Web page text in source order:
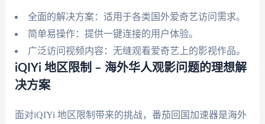
全面的解决方案：适用于各类国外爱奇艺访问需求。
简单易操作：提供一键连接的用户体验。
广泛访问视频内容：无缝观看爱奇艺上的影视作品。
iQIYi 地区限制 – 海外华人观影问题的理想解
决方案
面对iQIYi 地区限制带来的挑战，番茄回国加速器是海外